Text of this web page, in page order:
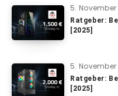
5.
Ratgeber:
[2025]
5.
Ratgeber:
[2025]